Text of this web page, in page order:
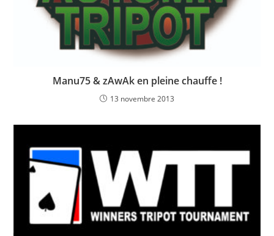
Manu75 & zAwAk en pleine chauffe !
13 novembre 2013